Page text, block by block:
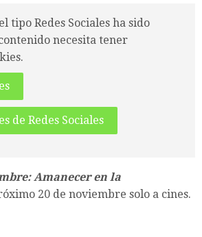
tipo Redes Sociales ha sido
necesita tener
de Redes Sociales
Amanecer en la
20 de noviembre solo a cines.